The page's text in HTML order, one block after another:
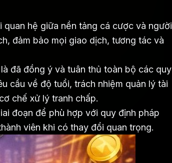
hệ giữa nền tảng cá cược và người
đảm bảo mọi giao dịch, tương tác và
đã đồng ý và tuân thủ toàn bộ các quy
cầu về độ tuổi, trách nhiệm quản lý tài
chế xử lý tranh chấp.
đoạn để phù hợp với quy định pháp
viên khi có thay đổi quan trọng.